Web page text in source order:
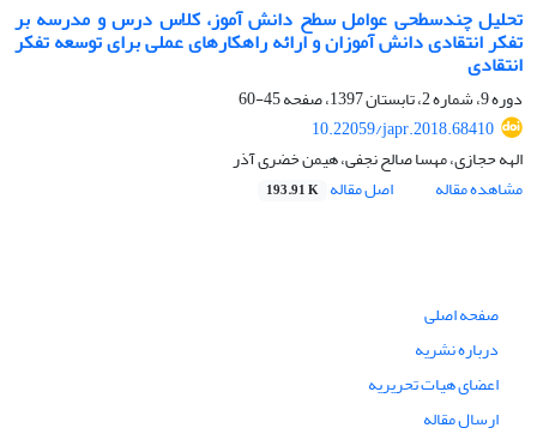
تحلیل چندسطحی عوامل سطح دانش آموز، کلاس درس و مدرسه بر
تفکر انتقادی دانش آموزان و ارائه راهکارهای عملی برای توسعه تفکر
انتقادی
دوره 9، شماره 2، تابستان 1397، صفحه
45-60
10.22059/japr.2018.68410
الهه حجازی، مهسا صالح نجفی، هیمن خضری آذر
مشاهده مقاله
اصل مقاله 193.91 K
صفحه اصلی
درباره نشریه
اعضای هیات تحریریه
ارسال مقاله